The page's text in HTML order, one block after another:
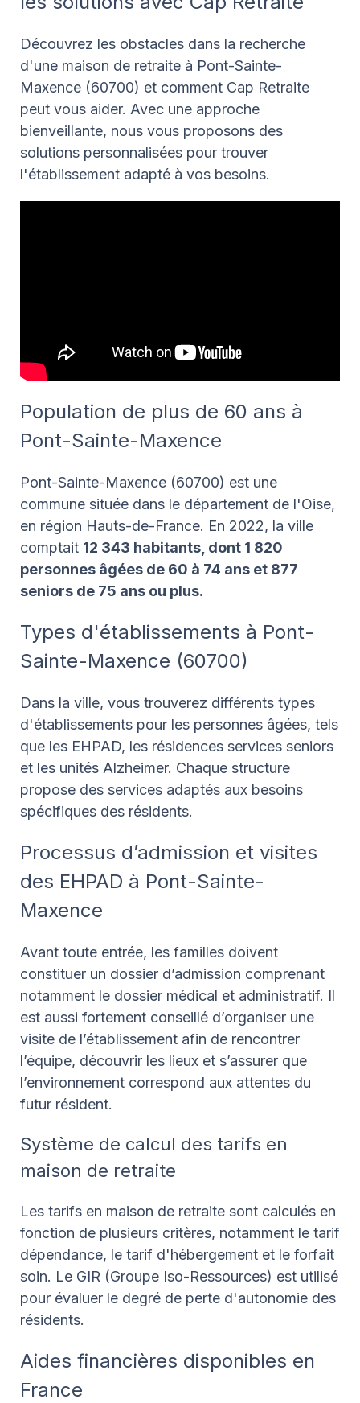
Découvrez les obstacles dans la recherche
d'une maison de retraite à Pont-Sainte-
Maxence (60700) et comment Cap Retraite
peut vous aider. Avec une approche
bienveillante, nous vous proposons des
solutions personnalisées pour trouver
l'établissement adapté à vos besoins.
Population de plus de 60 ans à
Pont-Sainte-Maxence
Pont-Sainte-Maxence (60700) est une
commune située dans le département de l'Oise,
en région Hauts-de-France. En 2022, la ville
comptait 12 343 habitants, dont 1 820
personnes âgées de 60 à 74 ans et 877
seniors de 75 ans ou plus.
Types d'établissements à Pont-
Sainte-Maxence (60700)
Dans la ville, vous trouverez différents types
d'établissements pour les personnes âgées, tels
que les EHPAD, les résidences services seniors
et les unités Alzheimer. Chaque structure
propose des services adaptés aux besoins
spécifiques des résidents.
Processus d’admission et visites
des EHPAD à Pont-Sainte-
Maxence
Avant toute entrée, les familles doivent
constituer un dossier d’admission comprenant
notamment le dossier médical et administratif. Il
est aussi fortement conseillé d’organiser une
visite de l’établissement afin de rencontrer
l’équipe, découvrir les lieux et s’assurer que
l’environnement correspond aux attentes du
futur résident.
Système de calcul des tarifs en
maison de retraite
Les tarifs en maison de retraite sont calculés en
fonction de plusieurs critères, notamment le tarif
dépendance, le tarif d'hébergement et le forfait
soin. Le GIR (Groupe Iso-Ressources) est utilisé
pour évaluer le degré de perte d'autonomie des
résidents.
Aides financières disponibles en
France